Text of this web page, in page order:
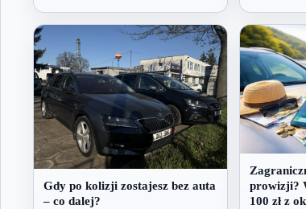
Gdy po kolizji zostajesz bez auta
– co dalej?
prowizji?
100 zł z